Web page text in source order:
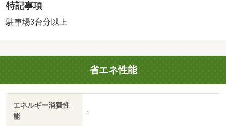
スーパー（630m）、コンビニ（620m）
・その他施設
※ゴミ置き場／２．５ｍ２ｘ１／６有り 【駐車場備考】
カースペース 【設備・特記事項備考】耐震構造・全居室
収納
国土法届出：不要
述べ床面積：99.36m
法令等制限：景観法
特記事項
駐車場3台分以上
省エネ性能
エネルギー消費性
能
-